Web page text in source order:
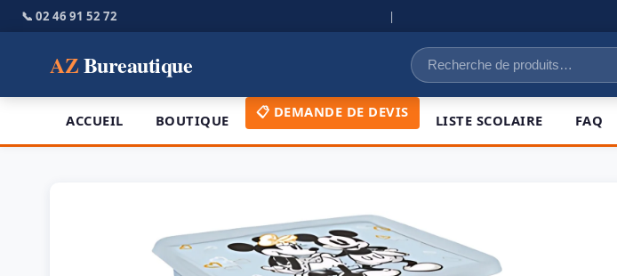
📞 02 46 91 52 72 |
AZBureautique
Recherche
pour :
ACCUEIL BOUTIQUE 📋 DEMANDE DE DEVIS LISTE SCOLAIRE FAQ